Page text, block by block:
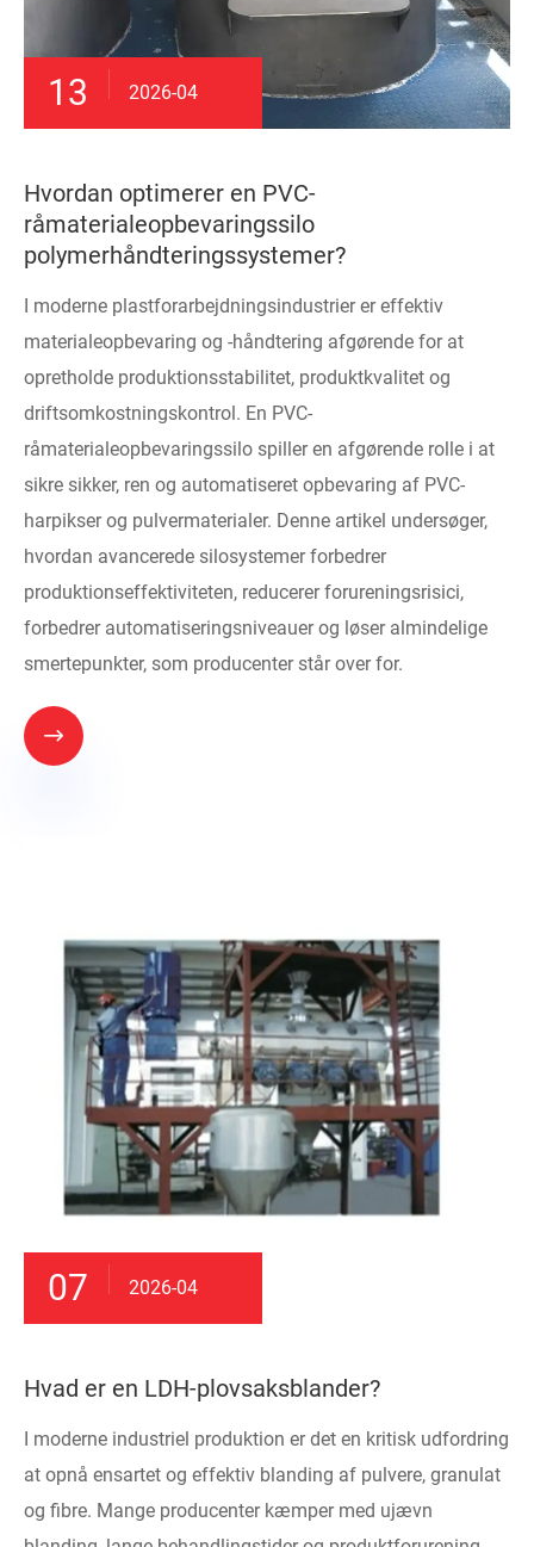
13 2026-04
Hvordan optimerer en PVC-
råmaterialeopbevaringssilo
polymerhåndteringssystemer?
I moderne plastforarbejdningsindustrier er effektiv
materialeopbevaring og -håndtering afgørende for at
opretholde produktionsstabilitet, produktkvalitet og
driftsomkostningskontrol. En PVC-
råmaterialeopbevaringssilo spiller en afgørende rolle i at
sikre sikker, ren og automatiseret opbevaring af PVC-
harpikser og pulvermaterialer. Denne artikel undersøger,
hvordan avancerede silosystemer forbedrer
produktionseffektiviteten, reducerer forureningsrisici,
forbedrer automatiseringsniveauer og løser almindelige
smertepunkter, som producenter står over for.

07 2026-04
Hvad er en LDH-plovsaksblander?
I moderne industriel produktion er det en kritisk udfordring
at opnå ensartet og effektiv blanding af pulvere, granulat
og fibre. Mange producenter kæmper med ujævn